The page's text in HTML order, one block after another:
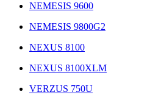
NEMESIS 9600
NEMESIS 9800G2
NEXUS 8100
NEXUS 8100XLM
VERZUS 750U